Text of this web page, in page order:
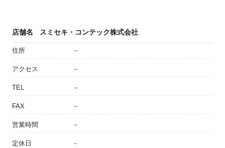
店舗名 スミセキ・コンテック株式会社
住所 －
アクセス －
TEL －
FAX －
営業時間 －
定休日 －